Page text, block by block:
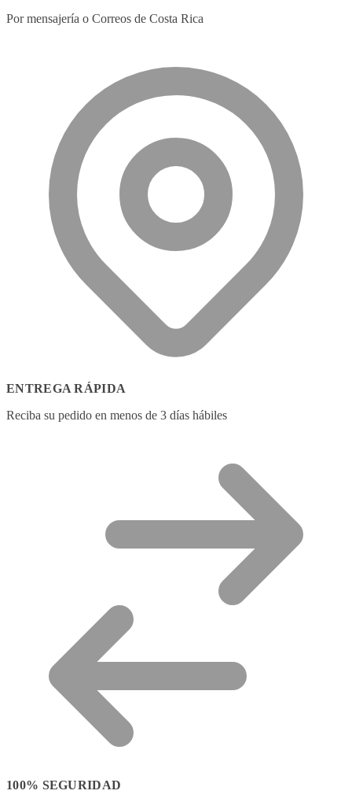
Por mensajería o Correos de Costa Rica
ENTREGA RÁPIDA
Reciba su pedido en menos de 3 días hábiles
100% SEGURIDAD